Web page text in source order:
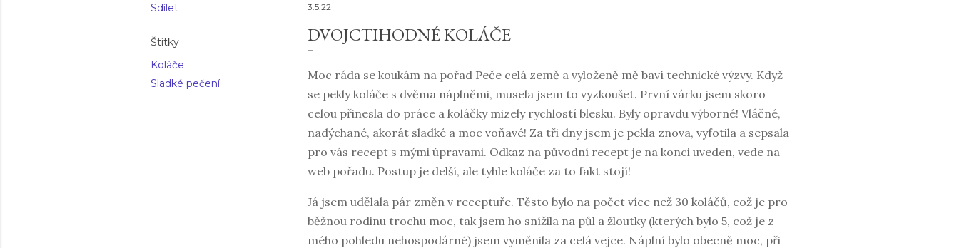
Sdílet
Štítky
Koláče
Sladké pečení
3.5.22
DVOJCTIHODNÉ KOLÁČE
Moc ráda se koukám na pořad Peče celá země a vyloženě mě baví technické výzvy. Když
se pekly koláče s dvěma náplněmi, musela jsem to vyzkoušet. První várku jsem skoro
celou přinesla do práce a koláčky mizely rychlostí blesku. Byly opravdu výborné! Vláčné,
nadýchané, akorát sladké a moc voňavé! Za tři dny jsem je pekla znova, vyfotila a sepsala
pro vás recept s mými úpravami. Odkaz na původní recept je na konci uveden, vede na
web pořadu. Postup je delší, ale tyhle koláče za to fakt stojí!
Já jsem udělala pár změn v receptuře. Těsto bylo na počet více než 30 koláčů, což je pro
běžnou rodinu trochu moc, tak jsem ho snížila na půl a žloutky (kterých bylo 5, což je z
mého pohledu nehospodárné) jsem vyměnila za celá vejce. Náplní bylo obecně moc, při